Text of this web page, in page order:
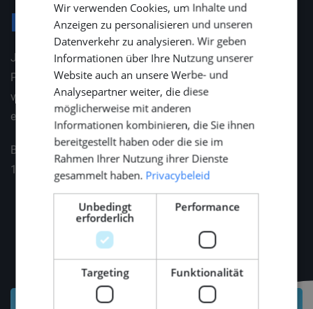
Konditionen
Je nach beruflicher und persönlicher Situation ist die
Position mit einem attraktiven Leistungspaket
verbunden. Gerne erläutern wir Ihnen das Angebot in
einem persönlichen Gespräch.
Bitte wenden Sie sich an Sonia Wanninger || +49 151
18423045 || swanninger@middlepoint.de
ENGLISH
Wir verwenden Cookies, um Inhalte und
Anzeigen zu personalisieren und unseren
Datenverkehr zu analysieren. Wir geben
Informationen über Ihre Nutzung unserer
Website auch an unsere Werbe- und
Analysepartner weiter, die diese
möglicherweise mit anderen
Informationen kombinieren, die Sie ihnen
bereitgestellt haben oder die sie im
Rahmen Ihrer Nutzung ihrer Dienste
gesammelt haben. Privacybeleid
Unbedingt
erforderlich
Performance
Targeting Funktionalität